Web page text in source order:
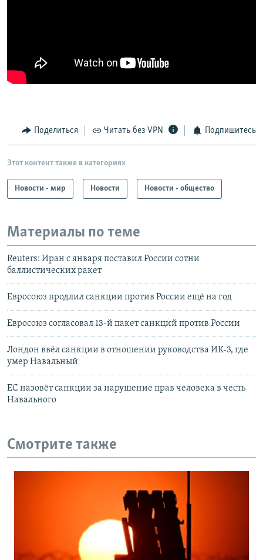
Поделиться Читать без VPN Подпишитесь
Этот контент также в категориях
Новости - мир Новости Новости - общество
Материалы по теме
Reuters: Иран с января поставил России сотни
баллистических ракет
Евросоюз продлил санкции против России ещё на год
Евросоюз согласовал 13-й пакет санкций против России
Лондон ввёл санкции в отношении руководства ИК-3, где
умер Навальный
ЕС назовёт санкции за нарушение прав человека в честь
Навального
Смотрите также